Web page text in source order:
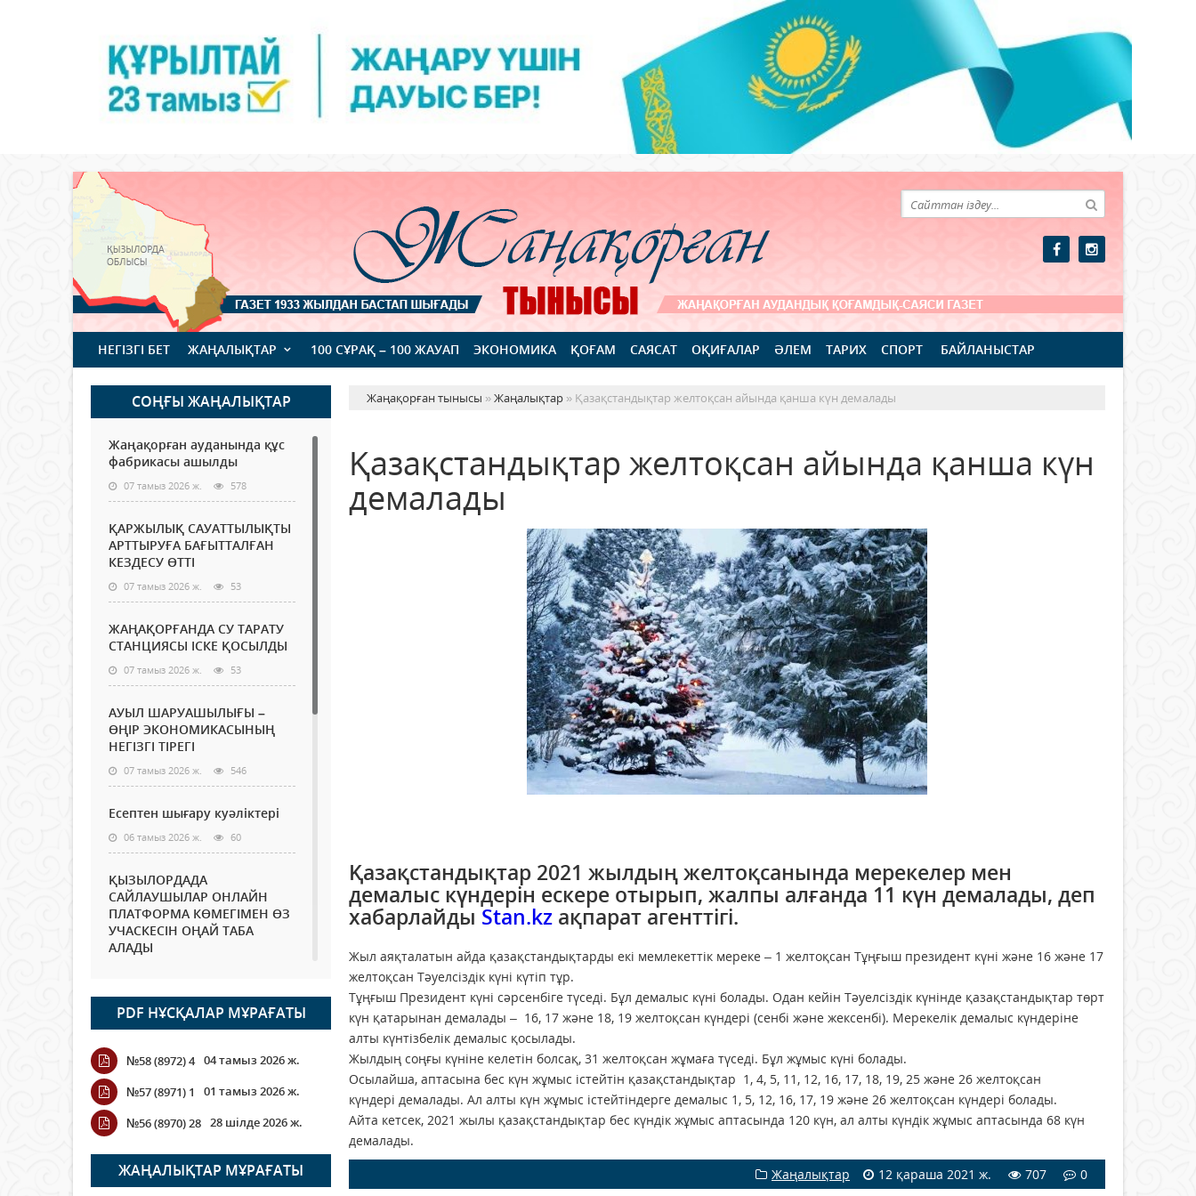
НЕГІЗГІ БЕТ ЖАҢАЛЫҚТАР 100 СҰРАҚ – 100 ЖАУАП ЭКОНОМИКА ҚОҒАМ САЯСАТ ОҚИҒАЛАР ӘЛЕМ ТАРИХ СПОРТ БАЙЛАНЫСТАР
СОҢҒЫ ЖАҢАЛЫҚТАР
Жаңақорған ауданында құс
фабрикасы ашылды
07 тамыз 2026 ж. 578
ҚАРЖЫЛЫҚ САУАТТЫЛЫҚТЫ
АРТТЫРУҒА БАҒЫТТАЛҒАН
КЕЗДЕСУ ӨТТІ
07 тамыз 2026 ж. 53
ЖАҢАҚОРҒАНДА СУ ТАРАТУ
СТАНЦИЯСЫ ІСКЕ ҚОСЫЛДЫ
07 тамыз 2026 ж. 53
АУЫЛ ШАРУАШЫЛЫҒЫ –
ӨҢІР ЭКОНОМИКАСЫНЫҢ
НЕГІЗГІ ТІРЕГІ
07 тамыз 2026 ж. 546
Есептен шығару куәліктері
06 тамыз 2026 ж. 60
ҚЫЗЫЛОРДАДА
САЙЛАУШЫЛАР ОНЛАЙН
ПЛАТФОРМА КӨМЕГІМЕН ӨЗ
УЧАСКЕСІН ОҢАЙ ТАБА
АЛАДЫ
Open Air: Қызылорда
облысы полиция
департаменті 20 мыңнан
астам көрерменнің
қауіпсіздігін қамтамасыз етті
ҚАЛАЙ ӨТЕДІ?
06 тамыз 2026 ж. 253
PDF НҰСҚАЛАР МҰРАҒАТЫ
№58 (8972) 4 04 тамыз 2026 ж.
№57 (8971) 1
01 тамыз 2026 ж.
№56 (8970) 28 28 шілде 2026 ж.
ЖАҢАЛЫҚТАР МҰРАҒАТЫ
Жаңақорған тынысы »Жаңалықтар » Қазақстандықтар желтоқсан айында қанша күн демалады
Қазақстандықтар желтоқсан айында қанша күн
демалады
Қазақстандықтар 2021 жылдың желтоқсанында мерекелер мен
демалыс күндерін ескере отырып, жалпы алғанда 11 күн демалады, деп
хабарлайдыStan.kz ақпарат агенттігі.
Жыл аяқталатын айда қазақстандықтарды екі мемлекеттік мереке – 1 желтоқсан Тұңғыш президент күні және 16 және 17
желтоқсан Тәуелсіздік күні күтіп тұр.
Тұңғыш Президент күні сәрсенбіге түседі. Бұл демалыс күні болады. Одан кейін Тәуелсіздік күнінде қазақстандықтар төрт
күн қатарынан демалады – 16, 17 және 18, 19 желтоқсан күндері (сенбі және жексенбі). Мерекелік демалыс күндеріне
алты күнтізбелік демалыс қосылады.
Жылдың соңғы күніне келетін болсақ, 31 желтоқсан жұмаға түседі. Бұл жұмыс күні болады.
Осылайша, аптасына бес күн жұмыс істейтін қазақстандықтар 1, 4, 5, 11, 12, 16, 17, 18, 19, 25 және 26 желтоқсан
күндері демалады. Ал алты күн жұмыс істейтіндерге демалыс 1, 5, 12, 16, 17, 19 және 26 желтоқсан күндері болады.
Айта кетсек, 2021 жылы қазақстандықтар бес күндік жұмыс аптасында 120 күн, ал алты күндік жұмыс аптасында 68 күн
демалады.
Жаңалықтар
12 қараша 2021 ж. 707 0